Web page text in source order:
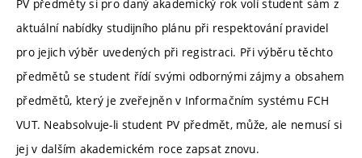
PV předměty si pro daný akademický rok volí student sám z
aktuální nabídky studijního plánu při respektování pravidel
pro jejich výběr uvedených při registraci. Při výběru těchto
předmětů se student řídí svými odbornými zájmy a obsahem
předmětů, který je zveřejněn v Informačním systému FCH
VUT. Neabsolvuje-li student PV předmět, může, ale nemusí si
jej v dalším akademickém roce zapsat znovu.